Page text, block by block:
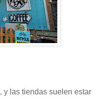
, y las tiendas suelen estar